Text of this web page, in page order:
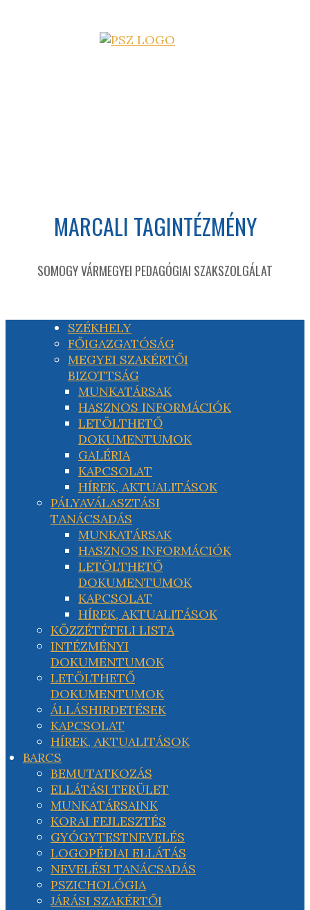
MARCALI TAGINTÉZMÉNY
SOMOGY VÁRMEGYEI PEDAGÓGIAI SZAKSZOLGÁLAT
SZÉKHELY
FŐIGAZGATÓSÁG
MEGYEI SZAKÉRTŐI
BIZOTTSÁG
MUNKATÁRSAK
HASZNOS INFORMÁCIÓK
LETÖLTHETŐ
DOKUMENTUMOK
GALÉRIA
KAPCSOLAT
HÍREK, AKTUALITÁSOK
PÁLYAVÁLASZTÁSI
TANÁCSADÁS
MUNKATÁRSAK
HASZNOS INFORMÁCIÓK
LETÖLTHETŐ
DOKUMENTUMOK
KAPCSOLAT
HÍREK, AKTUALITÁSOK
KÖZZÉTÉTELI LISTA
INTÉZMÉNYI
DOKUMENTUMOK
LETÖLTHETŐ
DOKUMENTUMOK
ÁLLÁSHIRDETÉSEK
KAPCSOLAT
HÍREK, AKTUALITÁSOK
BARCS
BEMUTATKOZÁS
ELLÁTÁSI TERÜLET
MUNKATÁRSAINK
KORAI FEJLESZTÉS
GYÓGYTESTNEVELÉS
LOGOPÉDIAI ELLÁTÁS
NEVELÉSI TANÁCSADÁS
PSZICHOLÓGIA
JÁRÁSI SZAKÉRTŐI